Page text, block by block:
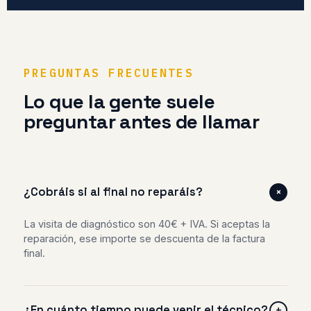
PREGUNTAS FRECUENTES
Lo que la gente suele
preguntar antes de llamar
¿Cobráis si al final no reparáis? +
La visita de diagnóstico son 40€ + IVA. Si aceptas la
reparación, ese importe se descuenta de la factura
final.